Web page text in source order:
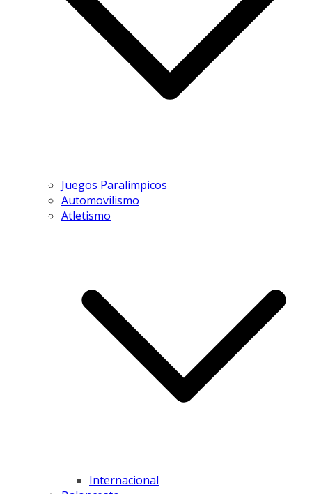
Juegos Paralímpicos
Automovilismo
Atletismo
Internacional